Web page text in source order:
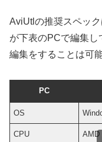
AviUtlの推奨スペッ
が下表のPCで編集
編集をすることは可
PC
OS
CPU AMD